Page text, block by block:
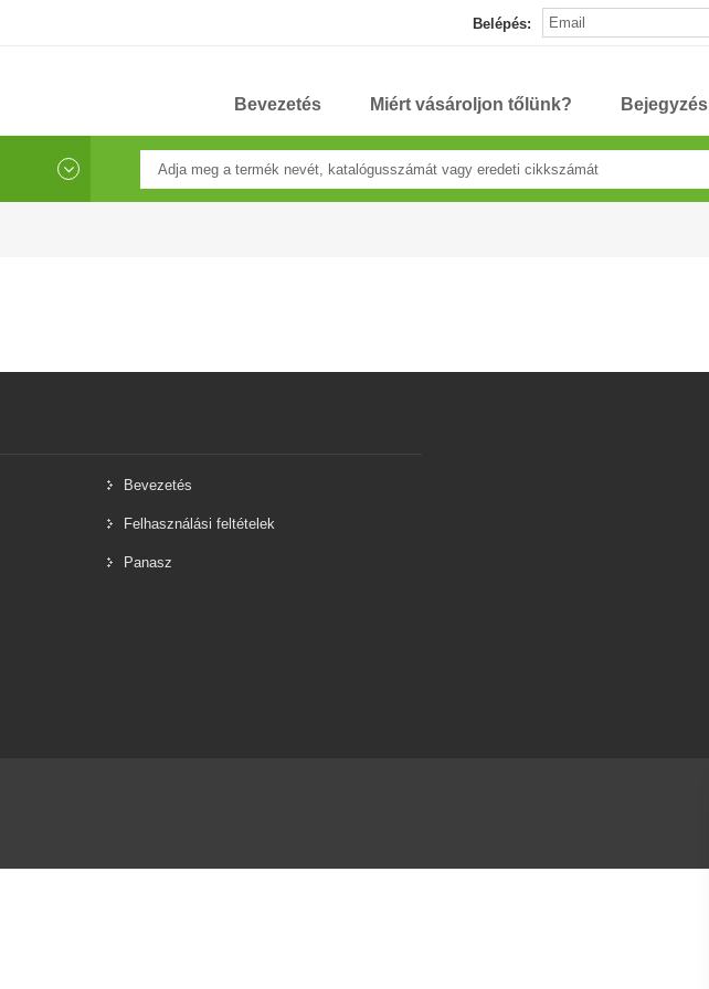
Belépés:
Bevezetés Miért vásároljon tőlünk? Bejegyzés
Bevezetés
Felhasználási feltételek
Panasz